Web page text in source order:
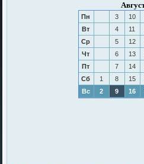
Пн 3 10
Вт
4 11
Ср
5 12
Чт
6 13
Пт
7 14
Сб
1 8 15
Вс
2 9 16